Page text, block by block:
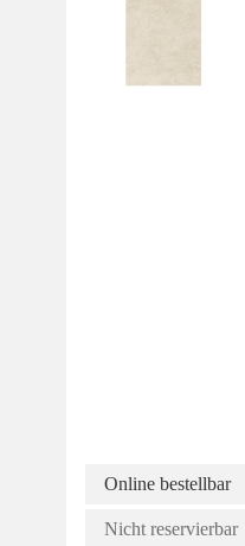
Online bestellbar
Nicht reservierbar